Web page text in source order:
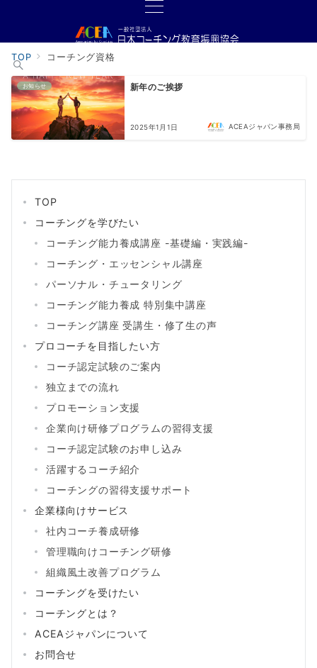
TOP コーチング資格
お知らせ 新年のご挨拶
2025年1月1日 ACEAジャパン事務局
TOP
コーチングを学びたい
コーチング能力養成講座 -基礎編・実践編-
コーチング・エッセンシャル講座
パーソナル・チュータリング
コーチング能力養成 特別集中講座
コーチング講座 受講生・修了生の声
プロコーチを目指したい方
コーチ認定試験のご案内
独立までの流れ
プロモーション支援
企業向け研修プログラムの習得支援
コーチ認定試験のお申し込み
活躍するコーチ紹介
コーチングの習得支援サポート
企業様向けサービス
社内コーチ養成研修
管理職向けコーチング研修
組織風土改善プログラム
コーチングを受けたい
コーチングとは？
ACEAジャパンについて
お問合せ